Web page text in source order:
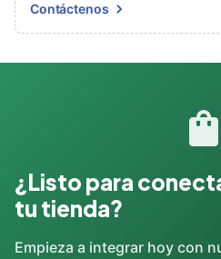
Contáctenos
¿Listo para
tu tienda?
Empieza a integrar hoy con